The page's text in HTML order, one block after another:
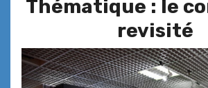
Thématique : le
revisité